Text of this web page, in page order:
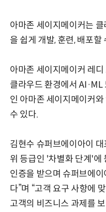
아마존 세이지메이커는
을 쉽게 개발, 훈련, 배포
아마존 세이지메이커 레
클라우드 환경에서
인 아마존 세이지메이커
수 있다.
김현수 슈퍼브에이아이
위 등급인 '차별화 단계'에
인증을 받으며 슈퍼브에
다”며 “고객 요구 사항에
고객의 비즈니스 과제를